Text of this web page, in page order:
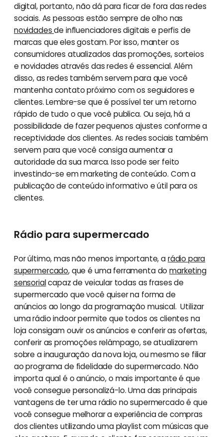
digital, portanto, não dá para ficar de fora das redes
sociais. As pessoas estão sempre de olho nas
novidadesde influenciadores digitais e perfis de
marcas que eles gostam. Por isso, manter os
consumidores atualizados das promoções, sorteios
e novidades através das redes é essencial. Além
disso, as redes também servem para que você
mantenha contato próximo com os seguidores e
clientes. Lembre-se que é possível ter um retorno
rápido de tudo o que você publica. Ou seja, há a
possibilidade de fazer pequenos ajustes conforme a
receptividade dos clientes. As redes sociais também
servem para que você consiga aumentar a
autoridade da sua marca. Isso pode ser feito
investindo-se em marketing de conteúdo. Com a
publicação de conteúdo informativo e útil para os
clientes.
Rádio para supermercado
Por último, mas não menos importante, arádio para
supermercado, que é uma ferramenta domarketing
sensorialcapaz de veicular todas as frases de
supermercado que você quiser na forma de
anúncios ao longo da programação musical. Utilizar
uma rádio indoor permite que todos os clientes na
loja consigam ouvir os anúncios e conferir as ofertas,
conferir as promoções relâmpago, se atualizarem
sobre a inauguração da nova loja, ou mesmo se filiar
ao programa de fidelidade do supermercado. Não
importa qual é o anúncio, o mais importante é que
você consegue personalizá-lo. Uma das principais
vantagens de ter uma rádio no supermercado é que
você consegue melhorar a experiência de compras
dos clientes utilizando uma playlist com músicas que